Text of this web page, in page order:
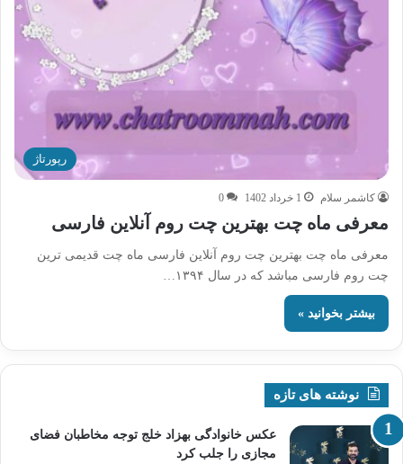
رپورتاژ
کاشمر سلام 1 خرداد 1402 0
معرفی ماه چت بهترین چت روم آنلاین فارسی
معرفی ماه چت بهترین چت روم آنلاین فارسی ماه چت قدیمی ترین
چت روم فارسی مباشد که در سال ۱۳۹۴…
بیشتر بخوانید »
نوشته های تازه
عکس خانوادگی بهزاد خلج توجه مخاطبان فضای
مجازی را جلب کرد